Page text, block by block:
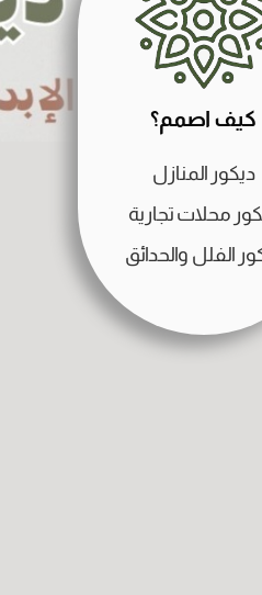
تاريخ الميلاد
كيف اصمم؟
ديكور المنازل
محلات تجارية
الفلل والحدائق